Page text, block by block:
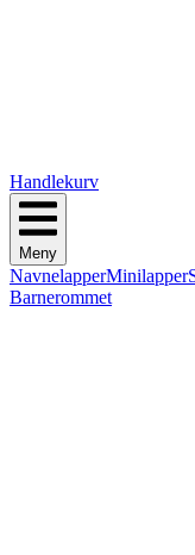
Handlekurv
Meny
NavnelapperMinilapper
Barnerommet